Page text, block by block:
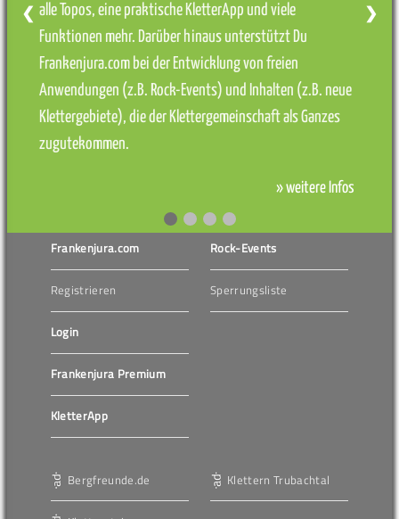
alle Topos, eine praktische KletterApp und viele
Funktionen mehr. Darüber hinaus unterstützt Du
Frankenjura.com bei der Entwicklung von freien
Anwendungen (z.B. Rock-Events) und Inhalten (z.B. neue
Klettergebiete), die der Klettergemeinschaft als Ganzes
zugutekommen.
» weitere Infos
❮ ❯
Frankenjura.com
Registrieren
Login
Frankenjura Premium
KletterApp
Rock-Events
Sperrungsliste
Bergfreunde.de Klettern Trubachtal